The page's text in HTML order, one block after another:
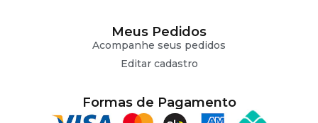
Meus Pedidos
Acompanhe seus pedidos
Editar cadastro
Formas de Pagamento